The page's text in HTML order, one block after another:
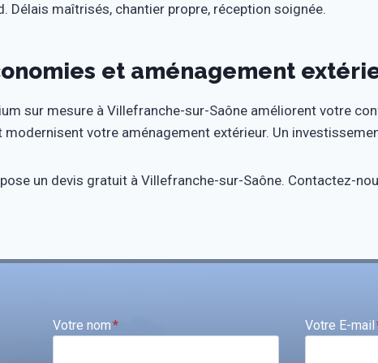
Délais maîtrisés, chantier propre, réception soignée.
et aménagement
sur mesure à Villefranche-sur-Saône améliorent votre
modernisent votre aménagement extérieur. Un
un devis gratuit à Villefranche-sur-Saône. Contactez-
Votre nom* Votre E-mail